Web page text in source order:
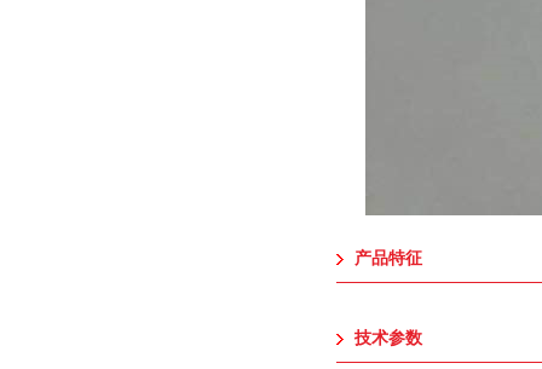
产品特征
技术参数